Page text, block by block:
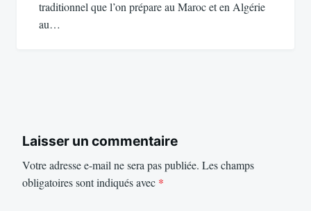
traditionnel que l’on prépare au Maroc et en Algérie
au…
Laisser un commentaire
Votre adresse e-mail ne sera pas publiée. Les champs
obligatoires sont indiqués avec *